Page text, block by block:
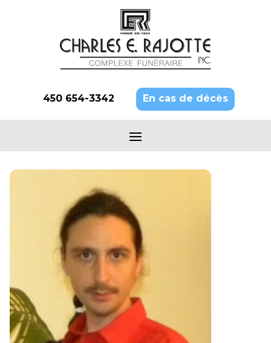
450 654-3342 En cas de décès